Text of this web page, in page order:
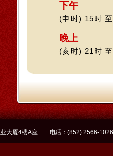
下午
(申时) 15时
晚上
(亥时) 21时
商业大厦4楼A座 电话：(852)